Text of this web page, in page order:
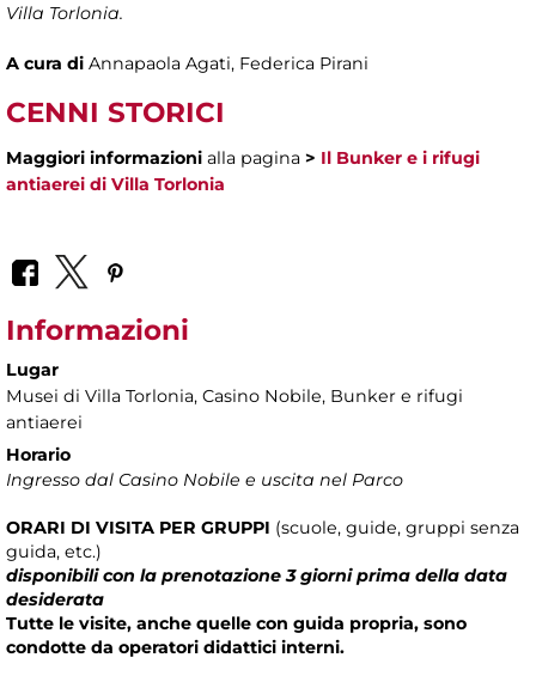
Villa Torlonia.
A cura di Annapaola Agati, Federica Pirani
CENNI STORICI
Maggiori informazioni alla pagina > Il Bunker e i rifugi
antiaerei di Villa Torlonia
Informazioni
Lugar
Musei di Villa Torlonia, Casino Nobile, Bunker e rifugi
antiaerei
Horario
Ingresso dal Casino Nobile e uscita nel Parco
ORARI DI VISITA PER GRUPPI (scuole, guide, gruppi senza
guida, etc.)
disponibili con la prenotazione 3 giorni prima della data
desiderata
Tutte le visite, anche quelle con guida propria, sono
condotte da operatori didattici interni.